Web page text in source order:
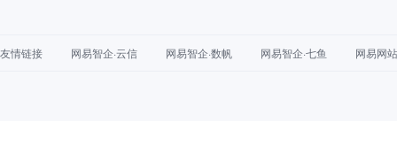
友情链接 网易智企·云信 网易智企·数帆 网易智企·七鱼 网易网